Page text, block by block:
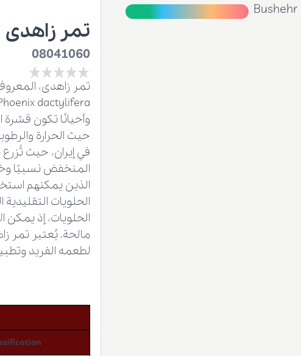
Bushehr
تمر زاهدی
08041060
تمر زاهدی،
وأحيانًا تكون
حيث الحرارة
في إيران، حيث
المنخفض نسبيًا
الذين يمكنهم
الحلويات
الحلويات، إذ
مالحة. يُعتبر تمر
لطعمه الفريد